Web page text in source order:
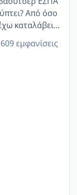
Από όσο
καταλάβει
όλα τα
ιδιωτικού
παιδικό στ
609 εμφανίσεις